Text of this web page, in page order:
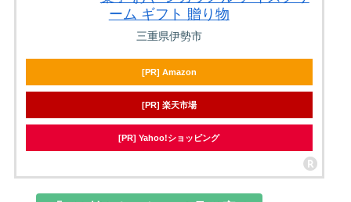
ーム ギフト 贈り物
三重県伊勢市
[PR] Amazon
[PR] 楽天市場
[PR] Yahoo!ショッピング